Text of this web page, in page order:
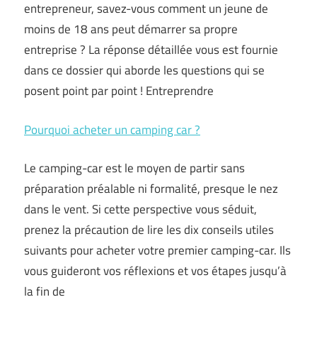
entrepreneur, savez-vous comment un jeune de
moins de 18 ans peut démarrer sa propre
entreprise ? La réponse détaillée vous est fournie
dans ce dossier qui aborde les questions qui se
posent point par point ! Entreprendre
Pourquoi acheter un camping car ?
Le camping-car est le moyen de partir sans
préparation préalable ni formalité, presque le nez
dans le vent. Si cette perspective vous séduit,
prenez la précaution de lire les dix conseils utiles
suivants pour acheter votre premier camping-car. Ils
vous guideront vos réflexions et vos étapes jusqu’à
la fin de